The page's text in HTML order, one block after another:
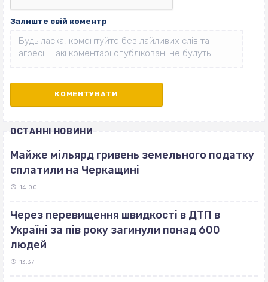
Залиште свій коментр
ОСТАННІ НОВИНИ
Майже мільярд гривень земельного податку
сплатили на Черкащині
14:00
Через перевищення швидкості в ДТП в
Україні за пів року загинули понад 600
людей
13:37